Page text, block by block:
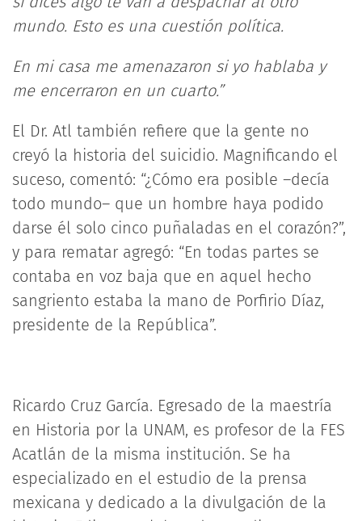
mundo. Esto es una cuestión política.
En mi casa me amenazaron si yo hablaba y
me encerraron en un cuarto.”
El Dr. Atl también refiere que la gente no
creyó la historia del suicidio. Magnificando el
suceso, comentó: “¿Cómo era posible –decía
todo mundo– que un hombre haya podido
darse él solo cinco puñaladas en el corazón?”,
y para rematar agregó: “En todas partes se
contaba en voz baja que en aquel hecho
sangriento estaba la mano de Porfirio Díaz,
presidente de la República”.
Ricardo Cruz García. Egresado de la maestría
en Historia por la UNAM, es profesor de la FES
Acatlán de la misma institución. Se ha
especializado en el estudio de la prensa
mexicana y dedicado a la divulgación de la